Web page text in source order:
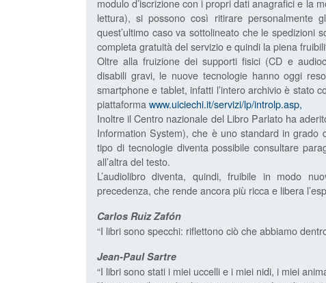
modulo d’iscrizione con i propri dati anagrafici e la
lettura), si possono così ritirare personalmente
quest’ultimo caso va sottolineato che le spedizioni
completa gratuità del servizio e quindi la piena
Oltre alla fruizione dei supporti fisici (CD e
disabili gravi, le nuove tecnologie hanno oggi
smartphone e tablet, infatti l’intero archivio è stato
piattaforma www.uiciechi.it/servizi/lp/introlp.asp,
Inoltre il Centro nazionale del Libro Parlato ha
Information System), che è uno standard in grado
tipo di tecnologie diventa possibile consultare
all’altra del testo.
L’audiolibro diventa, quindi, fruibile in modo
precedenza, che rende ancora più ricca e libera
Carlos Ruiz Zafón
“I libri sono specchi: riflettono ciò che abbiamo
Jean-Paul Sartre
“I libri sono stati i miei uccelli e i miei nidi, i miei